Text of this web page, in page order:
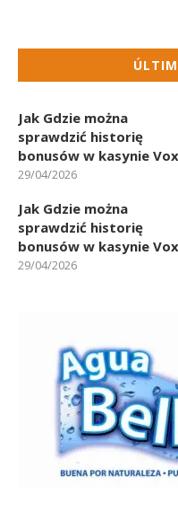
bonusów w kasynie Vox?
29/04/2026
Jak Gdzie można
bonusów w kasynie Vox?
29/04/2026